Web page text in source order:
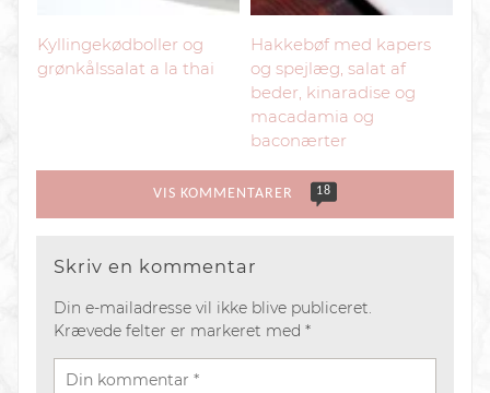
Kyllingekødboller og
grønkålssalat a la thai
Hakkebøf med kapers
og spejlæg, salat af
beder, kinaradise og
macadamia og
baconærter
VIS KOMMENTARER 18
Skriv en kommentar
Din e-mailadresse vil ikke blive publiceret.
Krævede felter er markeret med *